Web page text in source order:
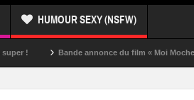
HUMOUR SEXY (NSFW)
Bande annonce du film « Moi Moche et